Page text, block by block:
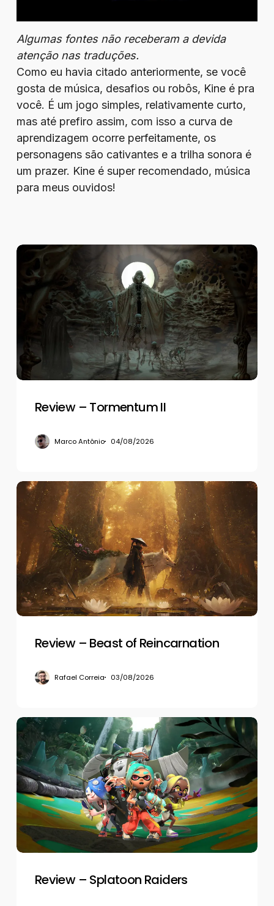
Algumas fontes não receberam a devida
atenção nas traduções.
Como eu havia citado anteriormente, se você
gosta de música, desafios ou robôs, Kine é pra
você. É um jogo simples, relativamente curto,
mas até prefiro assim, com isso a curva de
aprendizagem ocorre perfeitamente, os
personagens são cativantes e a trilha sonora é
um prazer. Kine é super recomendado, música
para meus ouvidos!
Review
Tormentum
Review – Tormentum II
Marco Antônio 04/08/2026
Review
–
Beast
Reincarnation
Review – Beast of Reincarnation
Rafael Correia 03/08/2026
Review
–
Splatoon
Raiders
Review – Splatoon Raiders